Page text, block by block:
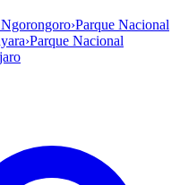
›Parque Nacional
›Parque Nacional